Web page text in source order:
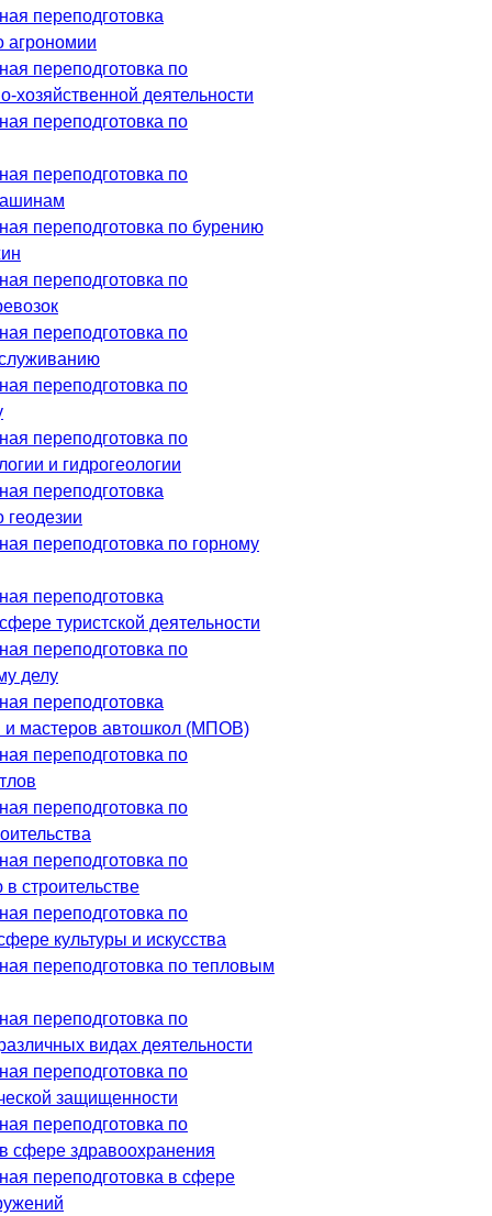
переподготовка
агрономии
переподготовка по
хозяйственной деятельности
переподготовка по
переподготовка по
переподготовка по бурению
переподготовка по
переподготовка по
переподготовка по
переподготовка по
и гидрогеологии
переподготовка
геодезии
переподготовка по горному
переподготовка
туристской деятельности
переподготовка по
делу
переподготовка
и мастеров автошкол (МПОВ)
переподготовка по
переподготовка по
переподготовка по
строительстве
переподготовка по
культуры и искусства
переподготовка по тепловым
переподготовка по
видах деятельности
переподготовка по
защищенности
переподготовка по
сфере здравоохранения
переподготовка в сфере